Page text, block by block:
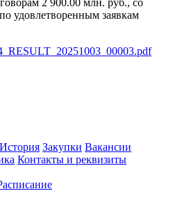
2 900.00 млн. руб., со
удовлетворенным заявкам
История Закупки Вакансии
Контакты и реквизиты